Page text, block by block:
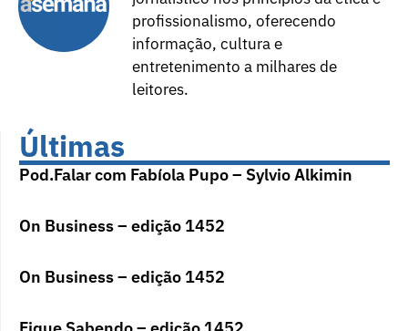
profissionalismo, oferecendo
informação, cultura e
entretenimento a milhares de
leitores.
Últimas
Pod.Falar com Fabíola Pupo – Sylvio Alkimin
On Business – edição 1452
On Business – edição 1452